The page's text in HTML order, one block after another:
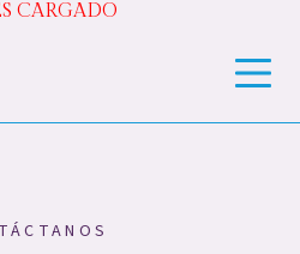
CARGADO